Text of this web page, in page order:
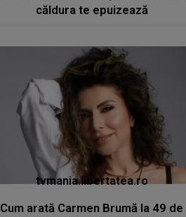
căldura te epuizează
tvmania.libertatea.ro
Cum arată Carmen Brumă la 49 de